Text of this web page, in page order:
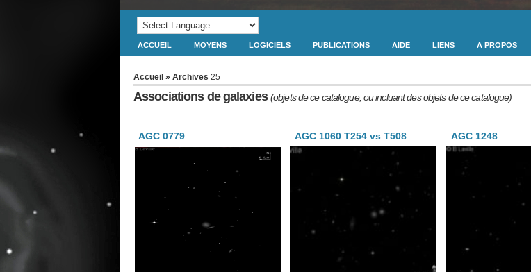
ACCUEIL MOYENS LOGICIELS PUBLICATIONS AIDE LIENS A PROPOS
Accueil » Archives 25
Associations de galaxies(objets de ce catalogue, ou incluant des objets de ce catalogue)
AGC 0779 AGC 1060 T254 vs T508 AGC 1248